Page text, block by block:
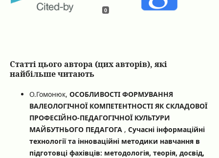
0
Статті цього автора (цих авторів), які
найбільше читають
О.Гомонюк, ОСОБЛИВОСТІ ФОРМУВАННЯ
ВАЛЕОЛОГІЧНОЇ КОМПЕТЕНТНОСТІ ЯК СКЛАДОВОЇ
ПРОФЕСІЙНО-ПЕДАГОГІЧНОЇ КУЛЬТУРИ
МАЙБУТНЬОГО ПЕДАГОГА , Сучасні інформаційні
технології та інноваційні методики навчання в
підготовці фахівців: методологія, теорія, досвід,